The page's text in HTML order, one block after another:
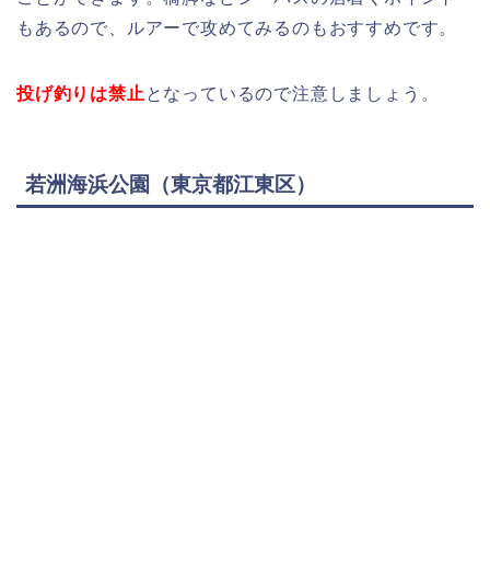
もあるので、ルアーで攻めてみるのもおすすめです。
投げ釣りは禁止となっているので注意しましょう。
若洲海浜公園（東京都江東区）